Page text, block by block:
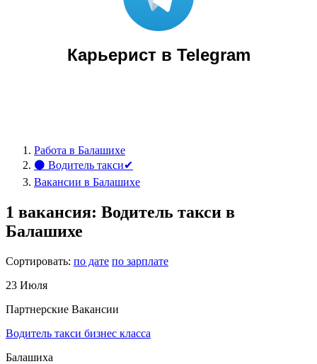
Карьерист в Telegram
Работа в Балашихе
⚫ Водитель такси✔
Вакансии в Балашихе
1 вакансия: Водитель такси в
Балашихе
Сортировать: по дате по зарплате
23 Июля
Партнерские Вакансии
Водитель такси бизнес класса
Балашиха